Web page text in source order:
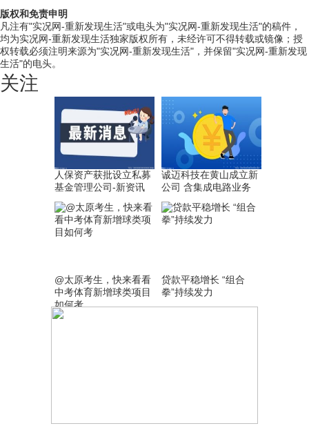
版权和免责申明
凡注有"实况网-重新发现生活"或电头为"实况网-重新发现生活"的稿件，
均为实况网-重新发现生活独家版权所有，未经许可不得转载或镜像；授
权转载必须注明来源为"实况网-重新发现生活"，并保留"实况网-重新发现
生活"的电头。
关注
人保资产获批设立私募
基金管理公司-新资讯
诚迈科技在黄山成立新
公司 含集成电路业务
@太原考生，快来看看
中考体育新增球类项目
如何考
贷款平稳增长 “组合
拳”持续发力